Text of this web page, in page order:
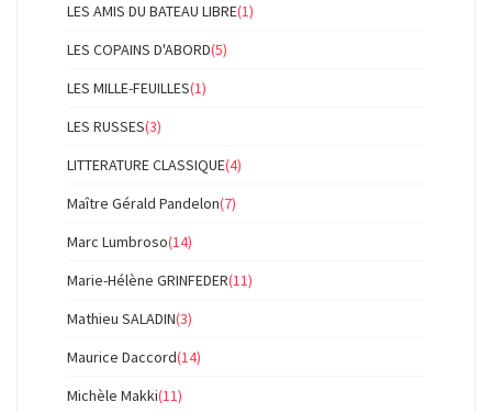
LES AMIS DU BATEAU LIBRE(1)
LES COPAINS D'ABORD(5)
LES MILLE-FEUILLES(1)
LES RUSSES(3)
LITTERATURE CLASSIQUE(4)
Maître Gérald Pandelon(7)
Marc Lumbroso(14)
Marie-Hélène GRINFEDER(11)
Mathieu SALADIN(3)
Maurice Daccord(14)
Michèle Makki(11)